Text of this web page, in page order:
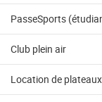
PasseSports
Club plein air
Location de